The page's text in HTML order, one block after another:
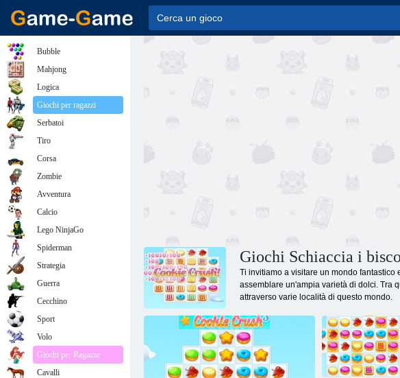
Giochi Schiaccia i
Ti invitiamo a visitare un mondo
assemblare un'ampia varietà di dolci. Tra
attraverso varie località di questo mondo.
Bubble
Mahjong
Logica
Giochi per ragazzi
Serbatoi
Tiro
Corsa
Zombie
Avventura
Calcio
Lego NinjaGo
Spiderman
Strategia
Guerra
Cecchino
Sport
Volo
Giochi per Ragazze
Cavalli